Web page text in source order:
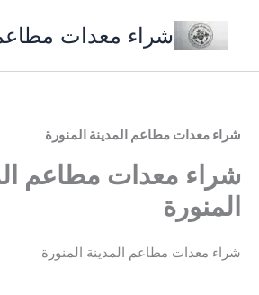
المحتوى
شراء معدات
شراء معدات مطاعم المدينة المنورة
شراء معدات مطاعم
المنورة
شراء معدات مطاعم المدينة المنورة